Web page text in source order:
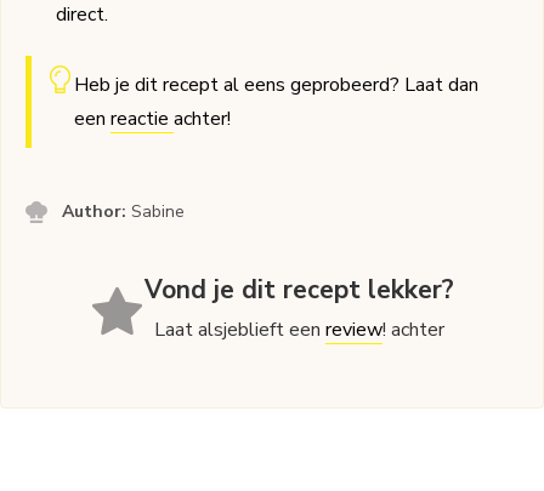
direct.
Heb je dit recept al eens geprobeerd? Laat dan
een reactie achter!
Author:Sabine
Vond je dit recept lekker?
Laat alsjeblieft eenreview! achter